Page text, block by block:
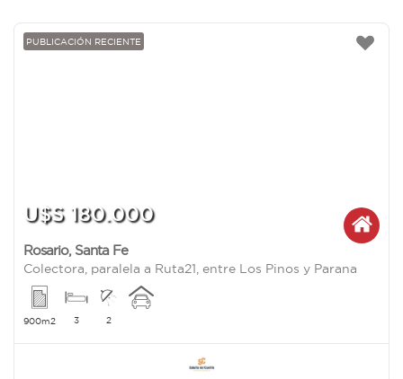
PUBLICACIÓN RECIENTE
U$S 180.000
Rosario, Santa Fe
Colectora, paralela a Ruta21, entre Los Pinos y Parana
900m2 3 2